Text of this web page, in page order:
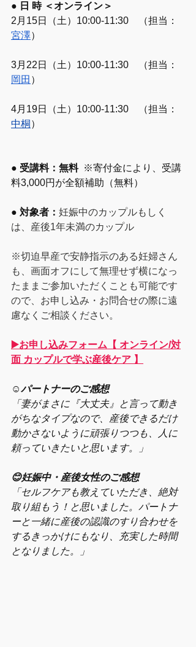
● 日 時 ＜オンライン＞
2月15日（土）10:00-11:30　（担当：
宮澤）
3月22日（土）10:00-11:30　（担当：
岡田 ）
4月19日（土）10:00-11:30　（担当：
中桐 ）
● 受講料：無料 ※寄付金により、受講
料3​,000円が全額補助（無料）​
● 対象者： 妊娠中のカップルもしく
は、産後1年未満のカップル
​※切迫早産で安静指示のある妊婦さん
も、画面オフにして無理せず横になっ
たままご参加いただくことも可能です
ので、お申し込み・お問合せの際に遠
慮なくご相談ください。
▶️お申し込みフォーム【 オンライン/対
面 カップルで学ぶ産後ケア 】
☺️パートナーのご感想
「妻がまさに『大丈夫』と言って動き
がちなタイプなので、産後できるだけ
動かさないように頑張りつつも、人に
頼っていきたいと思います。」
😊妊娠中・産後女性のご感想
「セルフケアも教えていただき、絶対
取り組もう！と思いました。パートナ
ーと一緒に産後の認識のすり合わせを
するきっかけにもなり、充実した時間
となりました。」